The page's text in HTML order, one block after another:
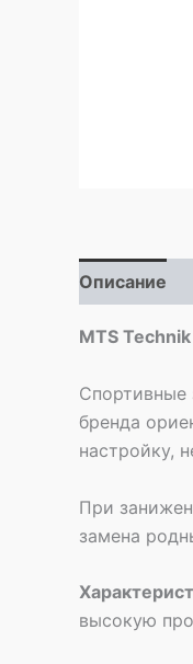
Описание
MTS
бренда
настройку,
При
замена
высокую